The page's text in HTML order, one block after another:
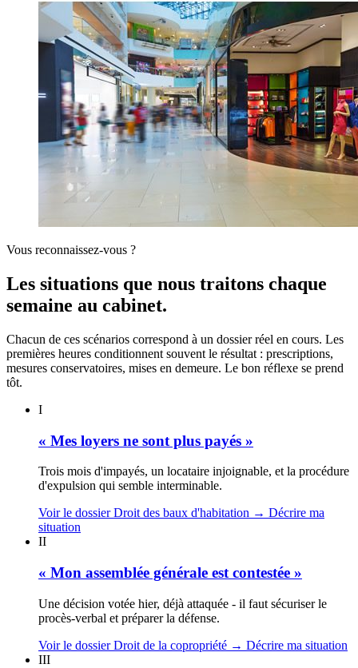
Vous reconnaissez-vous ?
Les situations que nous traitons chaque
semaine au cabinet.
Chacun de ces scénarios correspond à un dossier réel en cours. Les
premières heures conditionnent souvent le résultat : prescriptions,
mesures conservatoires, mises en demeure. Le bon réflexe se prend
tôt.
I
« Mes loyers ne sont plus payés »
Trois mois d'impayés, un locataire injoignable, et la procédure
d'expulsion qui semble interminable.
Voir le dossier Droit des baux d'habitation → Décrire ma
situation
II
« Mon assemblée générale est contestée »
Une décision votée hier, déjà attaquée - il faut sécuriser le
procès-verbal et préparer la défense.
Voir le dossier Droit de la copropriété → Décrire ma situation
III